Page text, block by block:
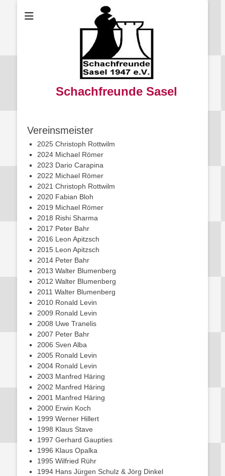
Schachfreunde Sasel
Vereinsmeister
2025 Christoph Rottwilm
2024 Michael Römer
2023 Dario Carapina
2022 Michael Römer
2021 Christoph Rottwilm
2020 Fabian Bloh
2019 Michael Römer
2018 Rishi Sharma
2017 Peter Bahr
2016 Leon Apitzsch
2015 Leon Apitzsch
2014 Peter Bahr
2013 Walter Blumenberg
2012 Walter Blumenberg
2011 Walter Blumenberg
2010 Ronald Levin
2009 Ronald Levin
2008 Uwe Tranelis
2007 Peter Bahr
2006 Sven Alba
2005 Ronald Levin
2004 Ronald Levin
2003 Manfred Häring
2002 Manfred Häring
2001 Manfred Häring
2000 Erwin Koch
1999 Werner Hillert
1998 Klaus Stave
1997 Gerhard Gaupties
1996 Klaus Opalka
1995 Wilfried Rühr
1994 Hans Jürgen Schulz & Jörg Dinkel